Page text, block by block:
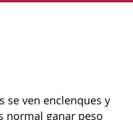
se ven enclenques y
normal ganar peso